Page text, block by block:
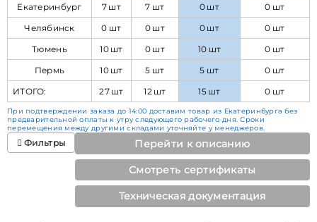
Екатеринбург
7 шт 7 шт 0 шт
0 шт
Челябинск
0 шт 0 шт 0 шт
0 шт
Тюмень
10 шт 0 шт 10 шт
0 шт
Пермь
10 шт 5 шт 5 шт
0 шт
ИТОГО:
27 шт 12 шт 15 шт 0 шт
При подтверждении заказа до 14:00 доставим товар из Екатеринбурга без
предварительной оплаты к утру следующего рабочего дня. Сроки
перемещения между другими складами уточняйте у менеджеров.
Фильтры Перейти к описанию
Смотреть сертификаты
Техническая документация